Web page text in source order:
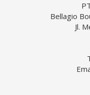
Bellagio
Jl.